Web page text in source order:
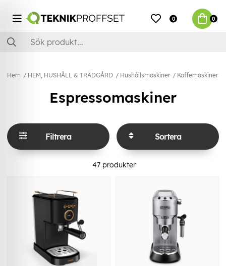
0 0
Hem HEM, HUSHÅLL & TRÄDGÅRD Hushållsmaskiner Kaffemaskiner &
Espressomaskiner
Filtrera Sortera
47 produkter